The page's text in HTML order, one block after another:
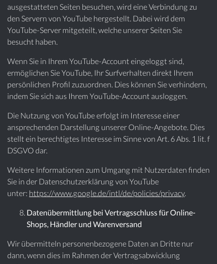
ausgestatteten Seiten besuchen, wird eine Verbindung zu
den Servern von YouTube hergestellt. Dabei wird dem
YouTube-Server mitgeteilt, welche unserer Seiten Sie
besucht haben.
Wenn Sie in Ihrem YouTube-Account eingeloggt sind,
ermöglichen Sie YouTube, Ihr Surfverhalten direkt Ihrem
persönlichen Profil zuzuordnen. Dies können Sie verhindern,
indem Sie sich aus Ihrem YouTube-Account ausloggen.
Die Nutzung von YouTube erfolgt im Interesse einer
ansprechenden Darstellung unserer Online-Angebote. Dies
stellt ein berechtigtes Interesse im Sinne von Art. 6 Abs. 1 lit. f
DSGVO dar.
Weitere Informationen zum Umgang mit Nutzerdaten finden
Sie in der Datenschutzerklärung von YouTube
unter: https://www.google.de/intl/de/policies/privacy.
Datenübermittlung bei Vertragsschluss für Online-
Shops, Händler und Warenversand
Wir übermitteln personenbezogene Daten an Dritte nur
dann, wenn dies im Rahmen der Vertragsabwicklung